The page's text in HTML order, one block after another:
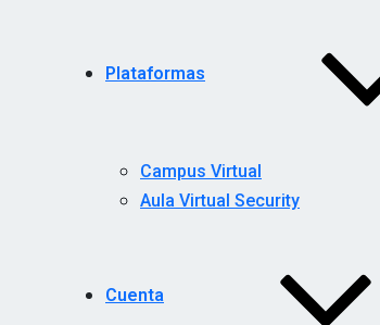
Plataformas
Campus Virtual
Aula Virtual Security
Cuenta